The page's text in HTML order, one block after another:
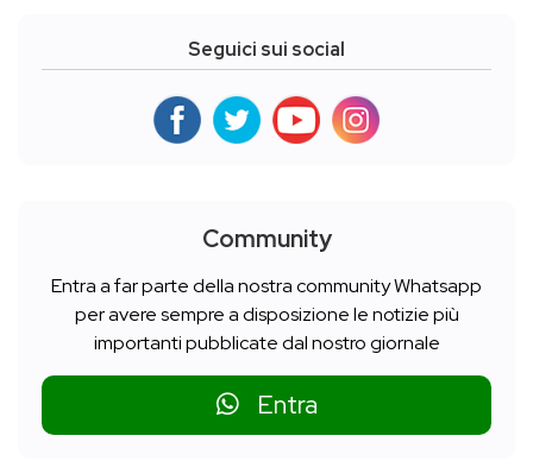
Seguici sui social
Community
Entra a far parte della nostra community Whatsapp
per avere sempre a disposizione le notizie più
importanti pubblicate dal nostro giornale
Entra